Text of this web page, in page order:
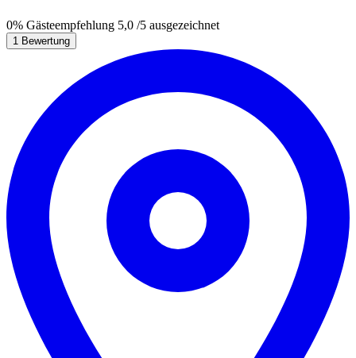
0% Gästeempfehlung 5,0 /5 ausgezeichnet
1 Bewertung